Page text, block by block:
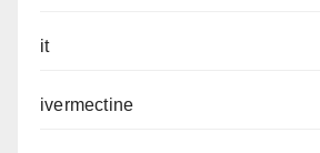
it
ivermectine